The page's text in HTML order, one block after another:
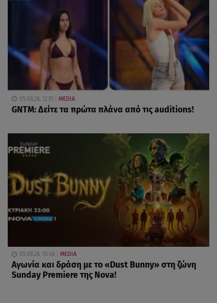
05.08.26, 12:51 MEDIA
GNTM: Δείτε τα πρώτα πλάνα από τις auditions!
05.08.26, 10:46 MEDIA
Αγωνία και δράση με το «Dust Bunny» στη ζώνη
Sunday Premiere της Nova!